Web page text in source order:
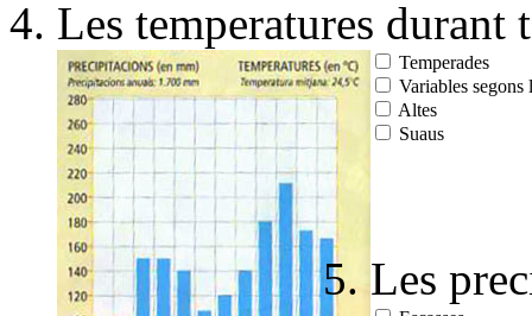
Les temperatures durant
Temperades
Variables segons
Altes
Suaus
Les